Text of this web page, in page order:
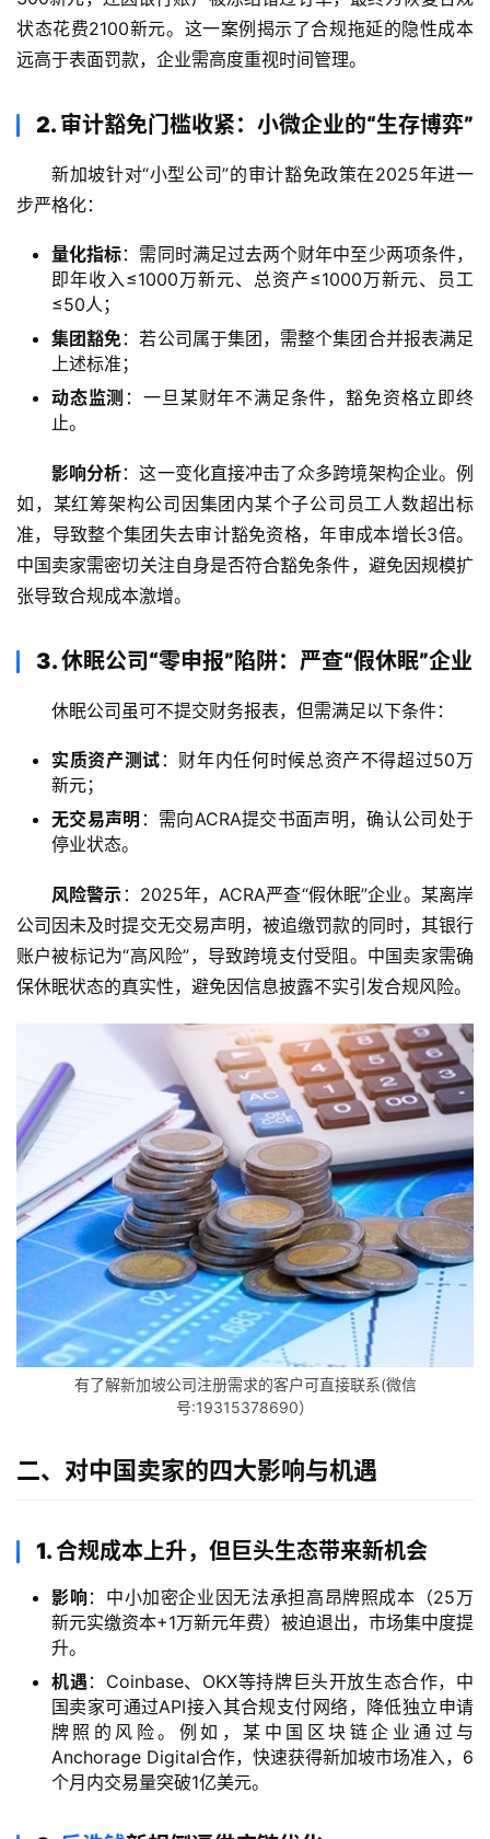
状态花费2100新元。这一案例揭示了合规拖延的隐性成本
远高于表面罚款，企业需高度重视时间管理。
2. 审计豁免门槛收紧：小微企业的“生存博弈”
新加坡针对“小型公司”的审计豁免政策在2025年进一
步严格化：
量化指标：需同时满足过去两个财年中至少两项条件，
即年收入≤1000万新元、总资产≤1000万新元、员工
≤50人；
集团豁免：若公司属于集团，需整个集团合并报表满足
上述标准；
动态监测 ：一旦某财年不满足条件，豁免资格立即终
止。
影响分析：这一变化直接冲击了众多跨境架构企业。例
如，某红筹架构公司因集团内某个子公司员工人数超出标
准，导致整个集团失去审计豁免资格，年审成本增长3倍。
中国卖家需密切关注自身是否符合豁免条件，避免因规模扩
张导致合规成本激增。
3. 休眠公司“零申报”陷阱：严查“假休眠”企业
休眠公司虽可不提交财务报表，但需满足以下条件：
实质资产测试 ：财年内任何时候总资产不得超过50万
新元；
无交易声明 ：需向ACRA提交书面声明，确认公司处于
停业状态。
风险警示 ：2025年，ACRA严查“假休眠”企业。某离岸
公司因未及时提交无交易声明，被追缴罚款的同时，其银行
账户被标记为“高风险”，导致跨境支付受阻。中国卖家需确
保休眠状态的真实性，避免因信息披露不实引发合规风险。
有了解新加坡公司注册需求的客户可直接联系(微信
号:19315378690）
二、对中国卖家的四大影响与机遇
1. 合规成本上升，但巨头生态带来新机会
影响：中小加密企业因无法承担高昂牌照成本（25万
新元实缴资本+1万新元年费）被迫退出，市场集中度提
升。
机遇 ：Coinbase、OKX等持牌巨头开放生态合作，中
国卖家可通过API接入其合规支付网络，降低独立申请
牌照的风险。例如，某中国区块链企业通过与
Anchorage Digital合作，快速获得新加坡市场准入，6
个月内交易量突破1亿美元。